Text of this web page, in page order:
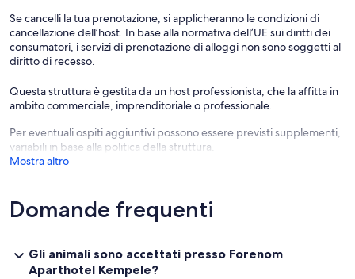
Se cancelli la tua prenotazione, si applicheranno le condizioni di
cancellazione dell’host. In base alla normativa dell’UE sui diritti dei
consumatori, i servizi di prenotazione di alloggi non sono soggetti al
diritto di recesso.
Questa struttura è gestita da un host professionista, che la affitta in
ambito commerciale, imprenditoriale o professionale.
Per eventuali ospiti aggiuntivi possono essere previsti supplementi,
variabili in base alla politica della struttura.
Mostra altro
Domande frequenti
Gli animali sono accettati presso Forenom
Aparthotel Kempele?